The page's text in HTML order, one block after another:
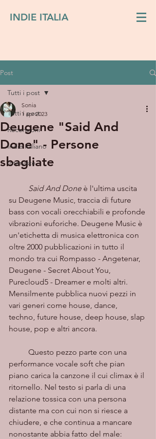
INDIE ITALIA
Post
Tutti i post
Recensioni
Indie italiano
Interviste
Tutti i post
Deugene "Said And
Done" - Persone
sbagliate
Sonia
1 apr 2023
Said And Done è l'ultima uscita
su Deugene Music, traccia di future
bass con vocali orecchiabili e profonde
vibrazioni euforiche. Deugene Music è
un'etichetta di musica elettronica con
oltre 2000 pubblicazioni in tutto il
mondo tra cui Rompasso - Angetenar,
Deugene - Secret About You,
Purecloud5 - Dreamer e molti altri.
Mensilmente pubblica nuovi pezzi in
vari generi come house, dance,
techno, future house, deep house, slap
house, pop e altri ancora.
performance vocale soft che pian
piano carica la canzone il cui climax è il
ritornello. Nel testo si parla di una
relazione tossica con una persona
distante ma con cui non si riesce a
chiudere, e che continua a mancare
nonostante abbia fatto del male: